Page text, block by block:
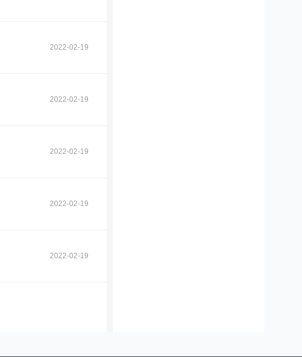
2022-02-19
2022-02-19
2022-02-19
2022-02-19
2022-02-19